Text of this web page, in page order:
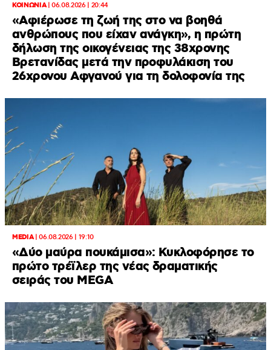
ΚΟΙΝΩΝΙΑ|06.08.2026 | 20:44
«Αφιέρωσε τη ζωή της στο να βοηθά
ανθρώπους που είχαν ανάγκη», η πρώτη
δήλωση της οικογένειας της 38χρονης
Βρετανίδας μετά την προφυλάκιση του
26χρονου Αφγανού για τη δολοφονία της
MEDIA|06.08.2026 | 19:10
«Δύο μαύρα πουκάμισα»: Κυκλοφόρησε το
πρώτο τρέϊλερ της νέας δραματικής
σειράς του MEGA